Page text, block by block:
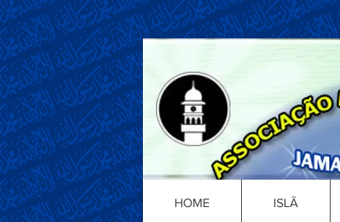
HOME ISLÃ